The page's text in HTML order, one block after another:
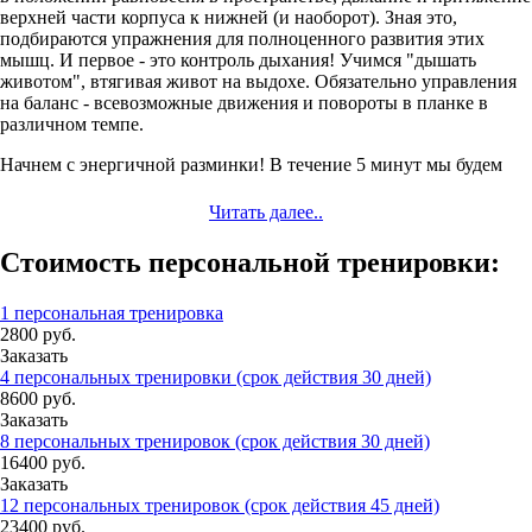
верхней части корпуса к нижней (и наоборот). Зная это,
подбираются упражнения для полноценного развития этих
мышц. И первое - это контроль дыхания! Учимся "дышать
животом", втягивая живот на выдохе. Обязательно управления
на баланс - всевозможные движения и повороты в планке в
различном темпе.
Начнем с энергичной разминки! В течение 5 минут мы будем
руками отлично развивают мышечный корсет, при этом
совершенно безопасны. Главное, следим за дыханием! В
тренировках, направленных на укрепление пресса, очень важен
контроль движений, чтобы не навредить себе!
Имеется ряд противопоказаний
подобрать альтернативные упражнения. Это: диастаз прямых
мышц живота, грыжи брюшной полости, опущение внутренних
органов и ряд других. Также с осторожностью следует
заниматься при грыжах и протрузиях поясничного отдела
позвоночника. Предупредите тренера! Правильно дышать и
выполнять упражнения стоя можно всем!
Вторая часть тренировки - растяжка (Стретчинг)
увеличение амплитуды движения суставов. Как следствие -
удлинение мышц. Обязательно работаем со спиной! Растянутые
Читать далее..
Стоимость персональной тренировки:
1 персональная тренировка
2800 руб.
Заказать
4 персональных тренировки (срок действия 30 дней)
8600 руб.
Заказать
8 персональных тренировок (срок действия 30 дней)
16400 руб.
Заказать
12 персональных тренировок (срок действия 45 дней)
23400 руб.